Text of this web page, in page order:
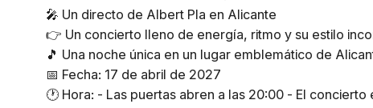
🎤 Un directo de Albert Pla en Alicante
👉 Un concierto lleno de energía, ritmo y su estilo
🎵 Una noche única en un lugar emblemático de
📅 Fecha: 17 de abril de 2027
🕐 Hora: - Las puertas abren a las 20:00 - El concierto